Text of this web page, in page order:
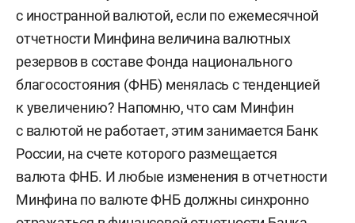
с иностранной валютой, если по ежемесячной
отчетности Минфина величина валютных
резервов в составе Фонда национального
благосостояния (ФНБ) менялась с тенденцией
к увеличению? Напомню, что сам Минфин
с валютой не работает, этим занимается Банк
России, на счете которого размещается
валюта ФНБ. И любые изменения в отчетности
Минфина по валюте ФНБ должны синхронно